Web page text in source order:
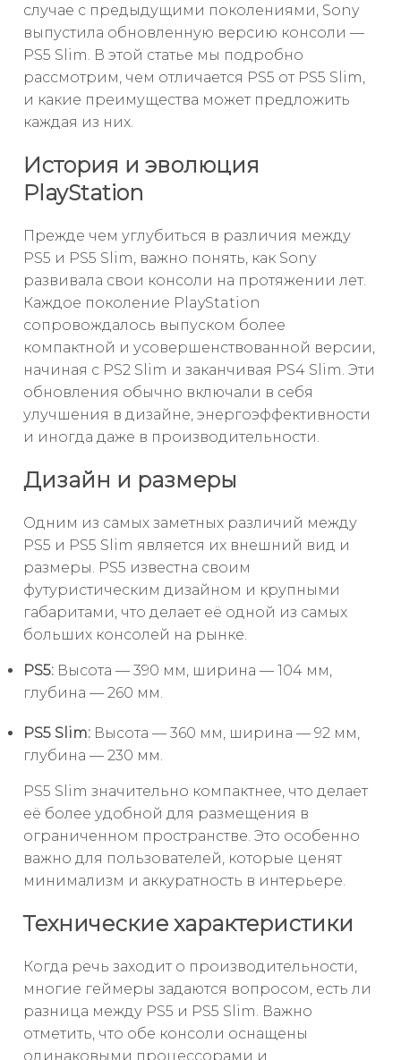
случае с предыдущими поколениями, Sony
выпустила обновленную версию консоли —
PS5 Slim. В этой статье мы подробно
рассмотрим, чем отличается PS5 от PS5 Slim,
и какие преимущества может предложить
каждая из них.
История и эволюция
PlayStation
Прежде чем углубиться в различия между
PS5 и PS5 Slim, важно понять, как Sony
развивала свои консоли на протяжении лет.
Каждое поколение PlayStation
сопровождалось выпуском более
компактной и усовершенствованной версии,
начиная с PS2 Slim и заканчивая PS4 Slim. Эти
обновления обычно включали в себя
улучшения в дизайне, энергоэффективности
и иногда даже в производительности.
Дизайн и размеры
Одним из самых заметных различий между
PS5 и PS5 Slim является их внешний вид и
размеры. PS5 известна своим
футуристическим дизайном и крупными
габаритами, что делает её одной из самых
больших консолей на рынке.
PS5: Высота — 390 мм, ширина — 104 мм,
глубина — 260 мм.
PS5 Slim: Высота — 360 мм, ширина — 92 мм,
глубина — 230 мм.
PS5 Slim значительно компактнее, что делает
её более удобной для размещения в
ограниченном пространстве. Это особенно
важно для пользователей, которые ценят
минимализм и аккуратность в интерьере.
Технические характеристики
Когда речь заходит о производительности,
многие геймеры задаются вопросом, есть ли
разница между PS5 и PS5 Slim. Важно
отметить, что обе консоли оснащены
одинаковыми процессорами и